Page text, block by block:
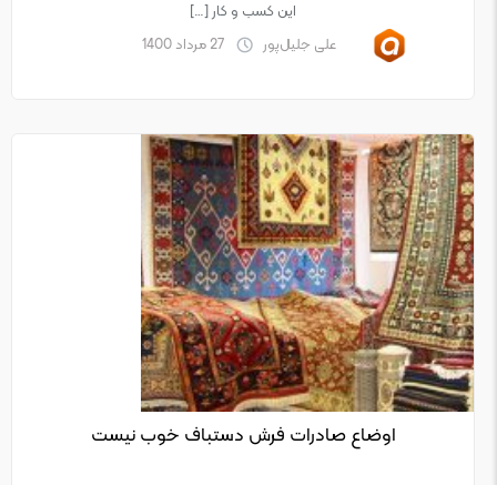
این کسب و کار […]
علی جلیل‌پور
27 مرداد 1400
اوضاع صادرات فرش دستباف خوب نیست